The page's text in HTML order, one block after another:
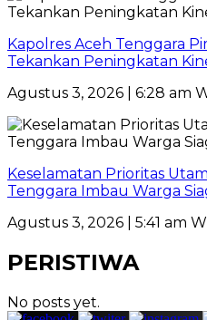
Kapolres Aceh Tenggara
Tekankan Peningkatan
Agustus 3, 2026 | 6:28 am
Keselamatan Prioritas
Tenggara Imbau Warga
Agustus 3, 2026 | 5:41 am
PERISTIWA
No posts yet.